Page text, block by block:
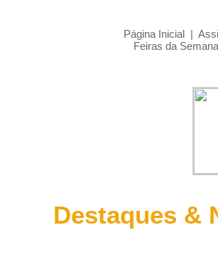
Página Inicial |
Feiras da Semana
Destaques &